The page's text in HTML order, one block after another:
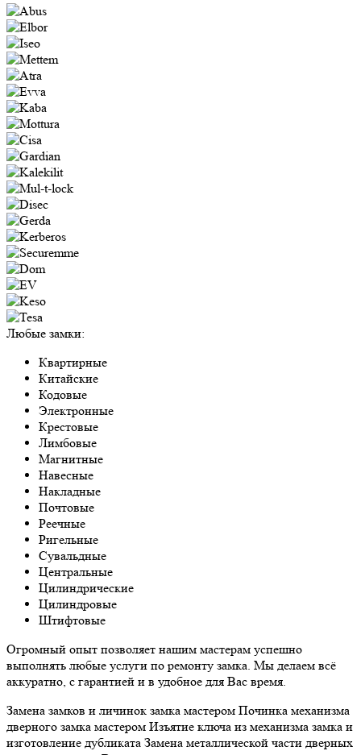
Любые замки:
Квартирные
Китайские
Кодовые
Электронные
Крестовые
Лимбовые
Магнитные
Навесные
Накладные
Почтовые
Реечные
Ригельные
Сувальдные
Центральные
Цилиндрические
Цилиндровые
Штифтовые
Огромный опыт позволяет нашим мастерам успешно
выполнять любые услуги по ремонту замка. Мы делаем всё
аккуратно, с гарантией и в удобное для Вас время.
Замена замков и личинок замка мастером Починка механизма
дверного замка мастером Изъятие ключа из механизма замка и
изготовление дубликата Замена металлической части дверных